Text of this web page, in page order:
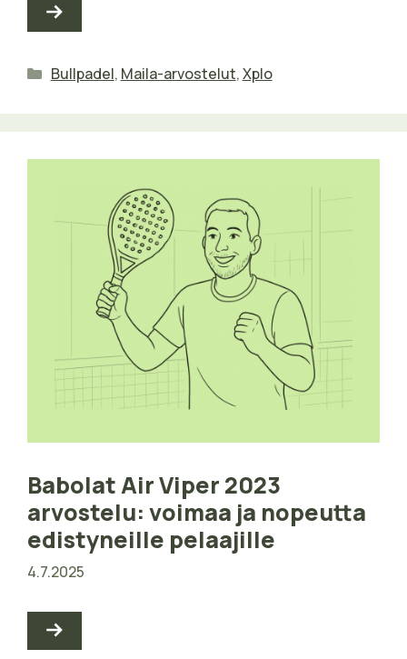
Kategoriat
Bullpadel, Maila-arvostelut,Xplo
Babolat Air Viper 2023
arvostelu: voimaa ja nopeutta
edistyneille pelaajille
4.7.2025